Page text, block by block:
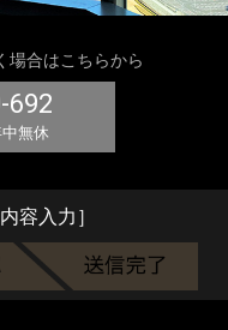
場合はこちらから
692
無休
容入力］